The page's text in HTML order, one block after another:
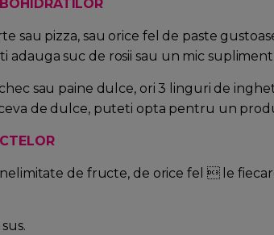
sau pizza, sau orice fel de paste
adauga suc de rosii sau un mic
sau paine dulce, ori 3 linguri de
de dulce, puteti opta pentru un
de fructe, de orice fel  le